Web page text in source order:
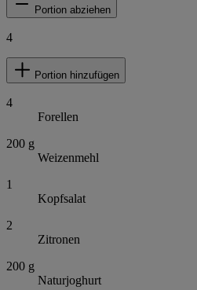
Portion abziehen
4
Portion hinzufügen
4
Forellen
200 g
Weizenmehl
1
Kopfsalat
2
Zitronen
200 g
Naturjoghurt